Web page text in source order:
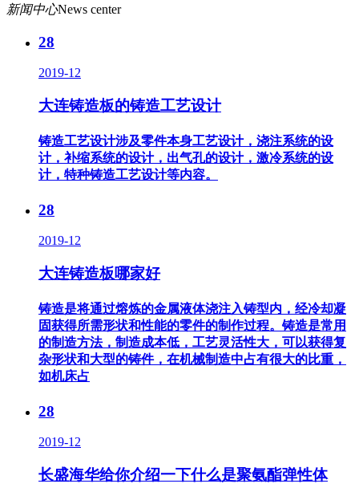
新闻中心News center
28
2019-12
大连铸造板的铸造工艺设计
铸造工艺设计涉及零件本身工艺设计，浇注系统的设
计，补缩系统的设计，出气孔的设计，激冷系统的设
计，特种铸造工艺设计等内容。
28
2019-12
大连铸造板哪家好
铸造是将通过熔炼的金属液体浇注入铸型内，经冷却凝
固获得所需形状和性能的零件的制作过程。铸造是常用
的制造方法，制造成本低，工艺灵活性大，可以获得复
杂形状和大型的铸件，在机械制造中占有很大的比重，
如机床占
28
2019-12
长盛海华给你介绍一下什么是聚氨酯弹性体